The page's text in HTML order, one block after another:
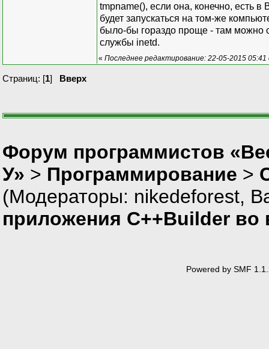
tmpname(), если она, конечно, есть
будет запускаться на том-же
было-бы гораздо проще - там можно
службы inetd.
« Последнее редактирование: 22-05-2015
Страниц: [1] Вверх
Форум программистов
У» > Программирование >
(Модераторы: nikedeforest,
приложения C++Builder
Powered by SMF